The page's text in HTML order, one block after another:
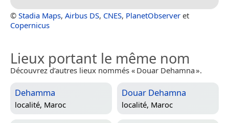
© Stadia Maps, Airbus DS, CNES, PlanetObserver et
Copernicus
Lieux portant le même nom
Découvrez d’autres lieux nommés « Douar Dehamna ».
Dehamma
localité, Maroc
Douar Dehamna
localité, Maroc